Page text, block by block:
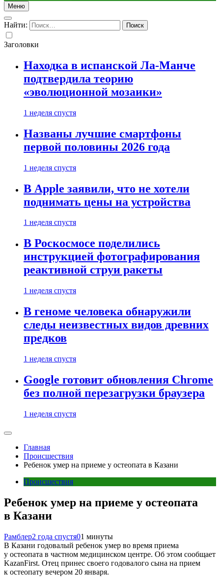
Меню
Найти:
Заголовки
Находка в испанской Ла-Манче
подтвердила теорию
«эволюционной мозаики»
1 неделя спустя
Названы лучшие смартфоны
первой половины 2026 года
1 неделя спустя
В Apple заявили, что не хотели
поднимать цены на устройства
1 неделя спустя
В Роскосмосе поделились
инструкцией фотографирования
реактивной струи ракеты
1 неделя спустя
В геноме человека обнаружили
следы неизвестных видов древних
предков
1 неделя спустя
Google готовит обновления Chrome
без полной перезагрузки браузера
1 неделя спустя
Главная
Происшествия
Ребенок умер на приеме у остеопата в Казани
Происшествия
Ребенок умер на приеме у остеопата
в Казани
Рамблер2 года спустя01 минуты
В Казани годовалый ребенок умер во время приема
у остеопата в частном медицинском центре. Об этом сообщает
KazanFirst. Отец принес своего годовалого сына на прием
к остеопату вечером 20 января.